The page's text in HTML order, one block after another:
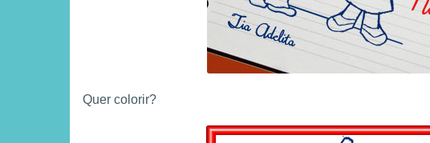
Quer colorir?